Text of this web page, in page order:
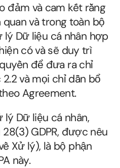
đảm và cam kết rằng
và trong toàn bộ
Dữ liệu cá nhân hợp
có và sẽ duy trì
để đưa ra chỉ
và mọi chỉ dẫn bổ
Agreement.
lý Dữ liệu cá nhân,
GDPR, được nêu
Xử lý), là bộ phận
này.